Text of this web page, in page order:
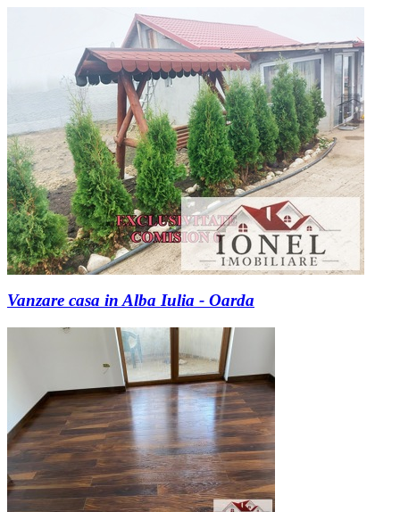
Vanzare casa in Alba Iulia - Oarda